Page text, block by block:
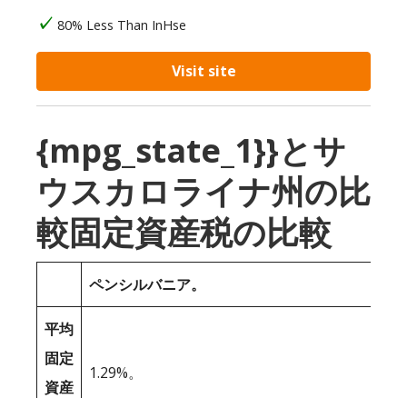
80% Less Than InHse
Visit site
{mpg_state_1}}とサ
ウスカロライナ州の比
較固定資産税の比較
ペンシルバニア。
平均
固定
資産
1.29%。